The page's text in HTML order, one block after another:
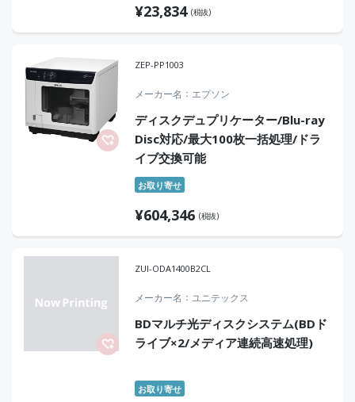
¥23,834 (税抜)
ZEP-PP1003
メーカー名 エプソン
ディスクデュプリケーター/Blu-ray
Disc対応/最大100枚一括処理/ドラ
イブ交換可能
お取り寄せ
¥604,346 (税抜)
ZUI-ODA1400B2CL
メーカー名 ユニテックス
BDマルチ光ディスクシステム(BDド
ライブ×2/メディア連続高速処理)
お取り寄せ